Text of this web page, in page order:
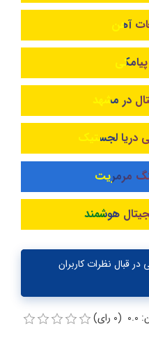
آهن
در مشهد
دریا لجستیک
مرمریت
هوشمند
در قبال نظرات کاربران